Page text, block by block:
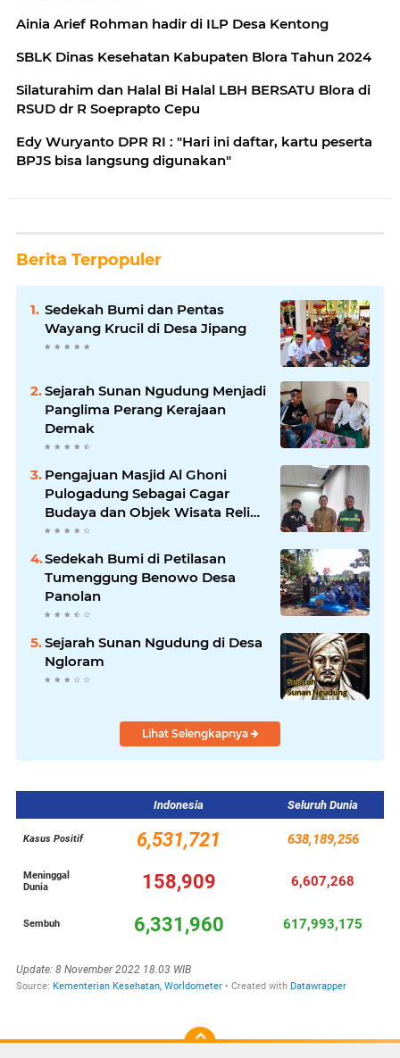
Ainia Arief Rohman hadir di ILP Desa Kentong
SBLK Dinas Kesehatan Kabupaten Blora Tahun 2024
Silaturahim dan Halal Bi Halal LBH BERSATU Blora di
RSUD dr R Soeprapto Cepu
Edy Wuryanto DPR RI : "Hari ini daftar, kartu peserta
BPJS bisa langsung digunakan"
Berita Terpopuler
Sedekah Bumi dan Pentas
Wayang Krucil di Desa Jipang
Sejarah Sunan Ngudung Menjadi
Panglima Perang Kerajaan
Demak
Pengajuan Masjid Al Ghoni
Pulogadung Sebagai Cagar
Budaya dan Objek Wisata Religi
ke Parekraf Jakarta Timur
Sedekah Bumi di Petilasan
Tumenggung Benowo Desa
Panolan
Sejarah Sunan Ngudung di Desa
Ngloram
Lihat Selengkapnya